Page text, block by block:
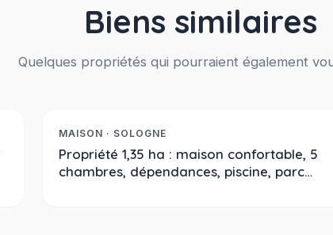
Biens similaires
Quelques propriétés qui pourraient également
À LA VENTE
MAISON · SOLOGNE
Propriété 1,35 ha : maison confortable, 5
chambres, dépendances, piscine, parc